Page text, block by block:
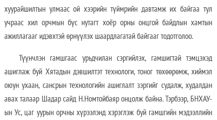
хуурайшилтын улмаас ой хээрийн түймрийн давтамж их байгаа тул
учраас хил орчмын бүс нутагт хоёр орны онцгой байдлын хамтын
ажиллагааг идэвхтэй өрнүүлэх шаардлагатай байгааг тодотголоо.
Түүнчлэн гамшгаас урьдчилан сэргийлэх, гамшигтай тэмцэхэд
ашиглаж буй Хятадын дэвшилтэт технологи, тоног төхөөрөмж, хиймэл
оюун ухаан, сансрын технологийн ашиглалт зэргийг судалж, худалдан
авах талаар Шадар сайд Н.Номтойбаяр онцолж байна. Тэрбээр, БНХАУ-
ын Ус, цаг уурын орчны хүрээлэнд хэрэглэж буй гамшгийн мэдээллийн